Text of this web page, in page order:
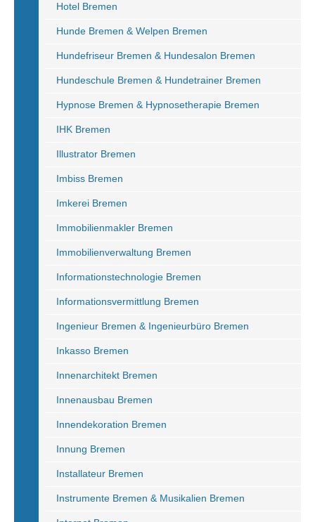
Hotel Bremen
Hunde Bremen & Welpen Bremen
Hundefriseur Bremen & Hundesalon Bremen
Hundeschule Bremen & Hundetrainer Bremen
Hypnose Bremen & Hypnosetherapie Bremen
IHK Bremen
Illustrator Bremen
Imbiss Bremen
Imkerei Bremen
Immobilienmakler Bremen
Immobilienverwaltung Bremen
Informationstechnologie Bremen
Informationsvermittlung Bremen
Ingenieur Bremen & Ingenieurbüro Bremen
Inkasso Bremen
Innenarchitekt Bremen
Innenausbau Bremen
Innendekoration Bremen
Innung Bremen
Installateur Bremen
Instrumente Bremen & Musikalien Bremen